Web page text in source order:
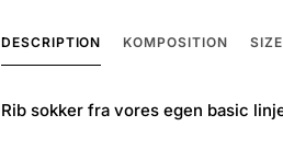
DESCRIPTION
Rib sokker fra vores egen basic
KOMPOSITION